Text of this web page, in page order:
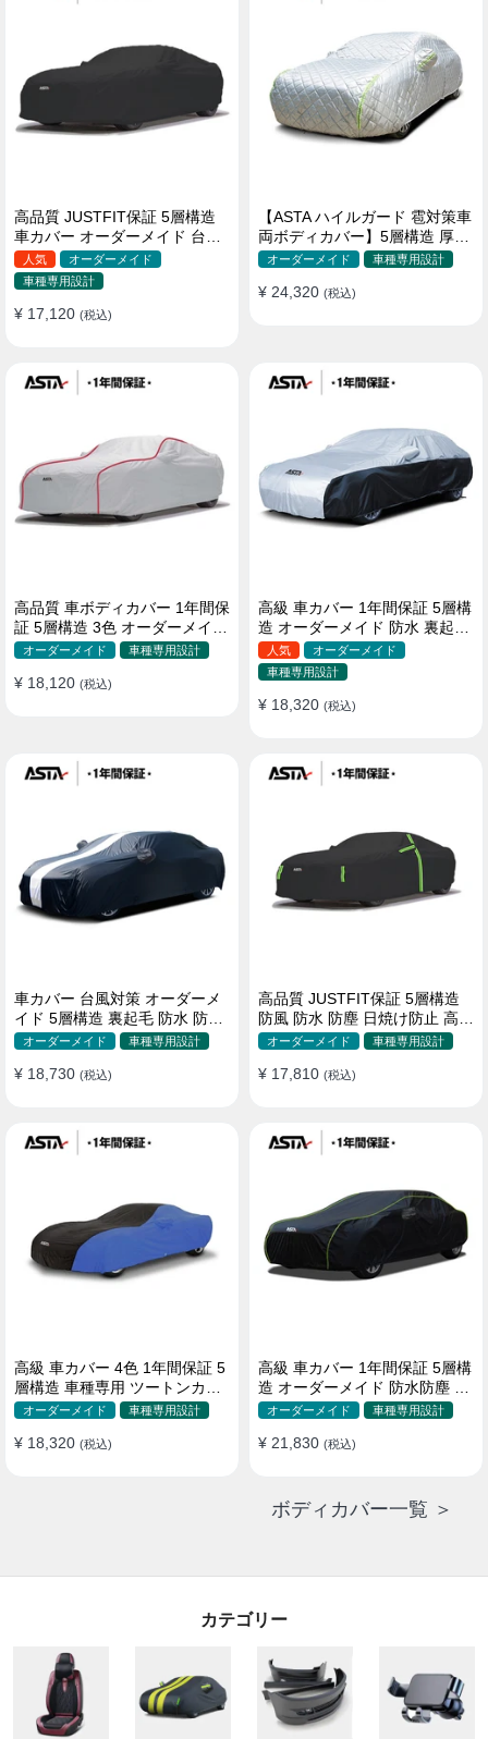
高品質 JUSTFIT保証 5層構造
車カバー オーダーメイド 台風
対策 裏起毛 防水 耐久性 傷保護
人気
オーダーメイド
車種専用設計
¥ 17,120 (税込)
【ASTA ハイルガード 雹対策車
両ボディカバー】5層構造 厚手
オーダーメイド 凍結防止 防雪
ィカバー
オーダーメイド 車種専用設計
¥ 24,320 (税込)
高品質 車ボディカバー 1年間保
証 5層構造 3色 オーダーメイド
裏起毛 防風防水 四季
オーダーメイド 車種専用設計
¥ 18,120 (税込)
高級 車カバー 1年間保証 5層構
造 オーダーメイド 防水 裏起毛
台風対策 黄砂対策 車種専用
人気
オーダーメイド
車種専用設計
¥ 18,320 (税込)
車カバー 台風対策 オーダーメ
イド 5層構造 裏起毛 防水 防雨
軽/普自動車 SUV対応 おすすめ
オーダーメイド 車種専用設計
¥ 18,730 (税込)
高品質 JUSTFIT保証 5層構造
防風 防水 防塵 日焼け防止 高級
ボディカバー
オーダーメイド 車種専用設計
¥ 17,810 (税込)
高級 車カバー 4色 1年間保証 5
層構造 車種専用 ツートンカラ
ー オーダーメイド 防水 耐久性
オーダーメイド 車種専用設計
¥ 18,320 (税込)
高級 車カバー 1年間保証 5層構
造 オーダーメイド 防水防塵 裏
起毛 車種専用
オーダーメイド 車種専用設計
¥ 21,830 (税込)
ボディカバー一覧 ＞
カテゴリー